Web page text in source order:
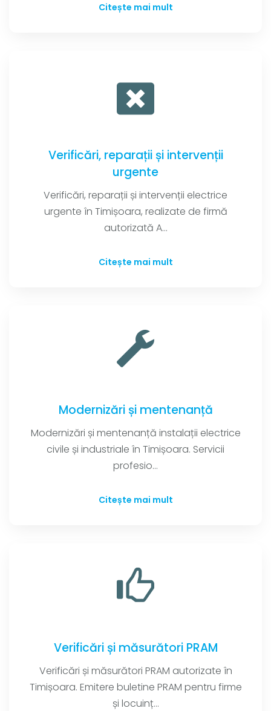
Citește mai mult
Verificări, reparații și intervenții
urgente
Verificări, reparații și intervenții electrice
urgente în Timișoara, realizate de firmă
autorizată A...
Citește mai mult
Modernizări și mentenanță
Modernizări și mentenanță instalații electrice
civile și industriale în Timișoara. Servicii
profesio...
Citește mai mult
Verificări și măsurători PRAM
Verificări și măsurători PRAM autorizate în
Timișoara. Emitere buletine PRAM pentru firme
și locuinț...